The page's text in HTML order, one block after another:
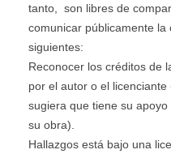
tanto, son libres de
comunicar públicamente
siguientes:
Reconocer los créditos de
por el autor o el
sugiera que tiene su
su obra).
Hallazgos está bajo una